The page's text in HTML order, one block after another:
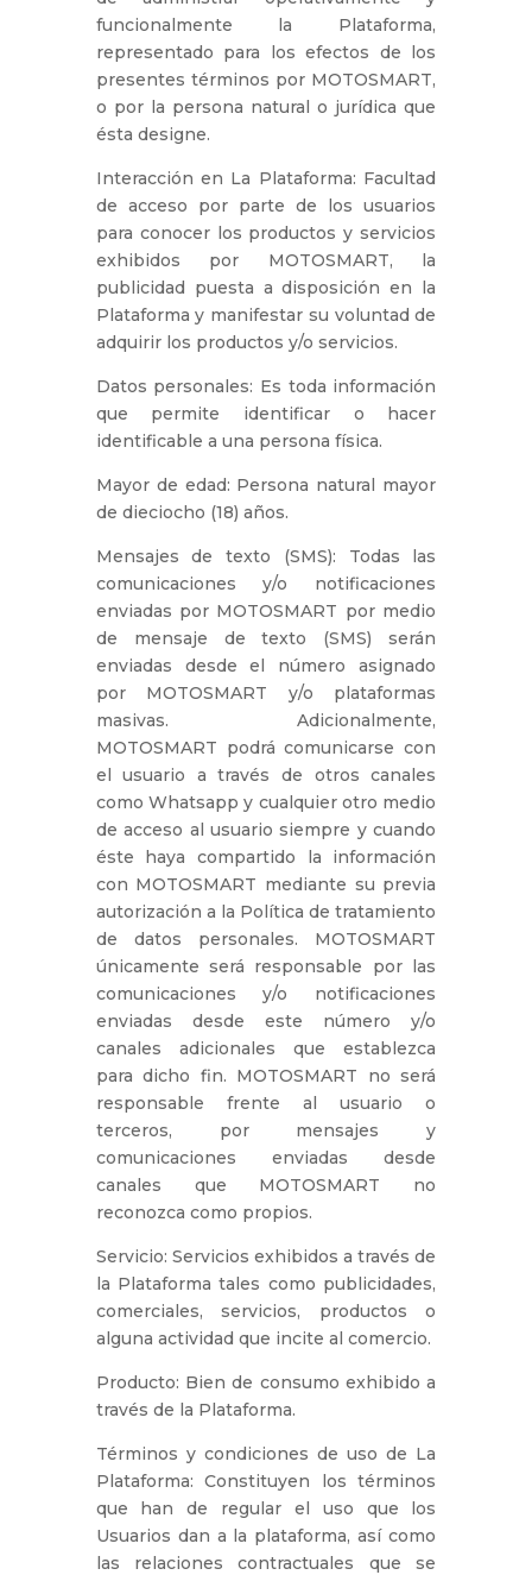
funcionalmente la Plataforma,
representado para los efectos de los
presentes términos por MOTOSMART,
o por la persona natural o jurídica que
ésta designe.
Interacción en La Plataforma: Facultad
de acceso por parte de los usuarios
para conocer los productos y servicios
exhibidos por MOTOSMART, la
publicidad puesta a disposición en la
Plataforma y manifestar su voluntad de
adquirir los productos y/o servicios.
Datos personales: Es toda información
que permite identificar o hacer
identificable a una persona física.
Mayor de edad: Persona natural mayor
de dieciocho (18) años.
Mensajes de texto (SMS): Todas las
comunicaciones y/o notificaciones
enviadas por MOTOSMART por medio
de mensaje de texto (SMS) serán
enviadas desde el número asignado
por MOTOSMART y/o plataformas
masivas. Adicionalmente,
MOTOSMART podrá comunicarse con
el usuario a través de otros canales
como Whatsapp y cualquier otro medio
de acceso al usuario siempre y cuando
éste haya compartido la información
con MOTOSMART mediante su previa
autorización a la Política de tratamiento
de datos personales. MOTOSMART
únicamente será responsable por las
comunicaciones y/o notificaciones
enviadas desde este número y/o
canales adicionales que establezca
para dicho fin. MOTOSMART no será
responsable frente al usuario o
terceros, por mensajes y
comunicaciones enviadas desde
canales que MOTOSMART no
reconozca como propios.
Servicio: Servicios exhibidos a través de
la Plataforma tales como publicidades,
comerciales, servicios, productos o
alguna actividad que incite al comercio.
Producto: Bien de consumo exhibido a
través de la Plataforma.
Términos y condiciones de uso de La
Plataforma: Constituyen los términos
que han de regular el uso que los
Usuarios dan a la plataforma, así como
las relaciones contractuales que se